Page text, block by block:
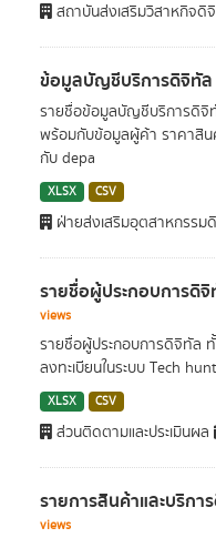
สถาบันส่งเสริมวิสาหกิจดิ
ข้อมูลบัญชีบริการดิจิทัล
รายชื่อข้อมูลบัญชีบริการดิจิ
พร้อมกับข้อมูลผู้ค้า ราคาสิน
กับ depa
XLSX CSV
ฝ่ายส่งเสริมอุตสาหกรรม
รายชื่อผู้ประกอบการดิ
views
รายชื่อผู้ประกอบการดิจิทัล
ลงทะเบียนในระบบ Tech hunt
XLSX CSV
ส่วนติดตามและประเมินผล
รายการสินค้าและบริกา
views